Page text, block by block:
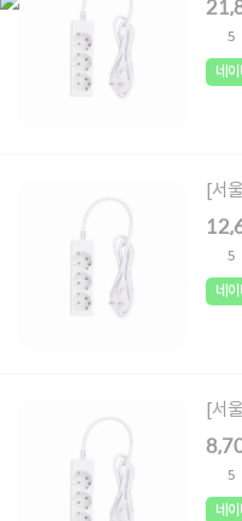
5
네
[서
5
네
[서
5
네